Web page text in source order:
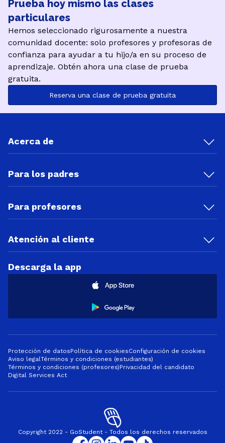
Prueba hoy mismo las clases
particulares
Hemos seleccionado rigurosamente a nuestra
comunidad docente: solo profesores y profesoras de
confianza para ayudar a tu hijo/a en su proceso de
aprendizaje. Obtén ahora una clase de prueba
gratuita.
Reserva una clase de prueba gratuita
Acerca de
Para los padres
Para profesores
Atención al cliente
Descarga la app
Protección de datosPolítica de cookiesConfiguración de cookies
Aviso legalTérminos y condiciones (estudiantes)
Términos y condiciones (profesores)Privacidad del candidato
Digital Services Act
Copyright 2022 - GoStudent - Todos los derechos reservados